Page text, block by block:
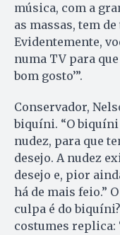
música, com a
as massas, tem
Evidentemente,
numa TV para
bom gosto’”.
Conservador,
biquíni. “O biquíni
nudez, para que
desejo. A nudez
desejo e, pior
há de mais feio.”
culpa é do
costumes replica: